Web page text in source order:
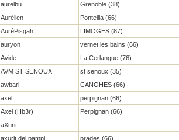
aurelbu
Grenoble (38)
Aurélien
Ponteilla (66)
AuréPisgah
LIMOGES (87)
auryon
vernet les bains (66)
Avide
La Cerlangue (76)
AVM ST SENOUX
st senoux (35)
awbari
CANOHES (66)
axel
perpignan (66)
Axel (Hb3r)
Perpignan (66)
aXurit
axurit del pampi
prades (66)